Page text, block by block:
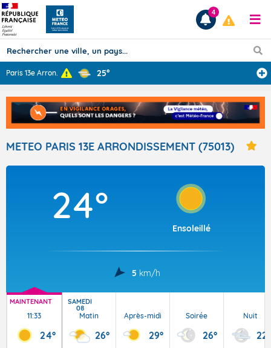
Prévisions
TOUS LES RÉSULTATS
Articles
4
Paris 13e Arron... 25°
METEO PARIS 13E ARRONDISSEMENT (75013)
24°
Ensoleillé
5 km/h
MAINTENANT
11:33
24°
SAMEDI
08
Matin
26°
Après-midi
29°
Soirée
26°
Nuit
22°